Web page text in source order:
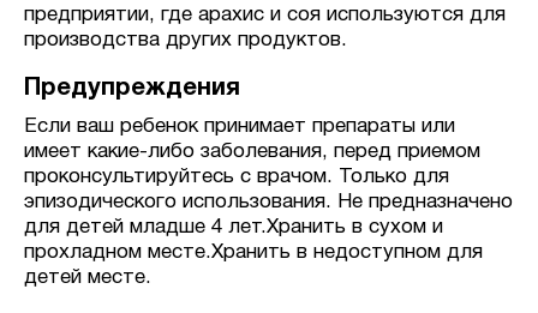
предприятии, где арахис и соя используются для
производства других продуктов.
Предупреждения
Если ваш ребенок принимает препараты или
имеет какие-либо заболевания, перед приемом
проконсультируйтесь с врачом. Только для
эпизодического использования. Не предназначено
для детей младше 4 лет.Хранить в сухом и
прохладном месте.Хранить в недоступном для
детей месте.